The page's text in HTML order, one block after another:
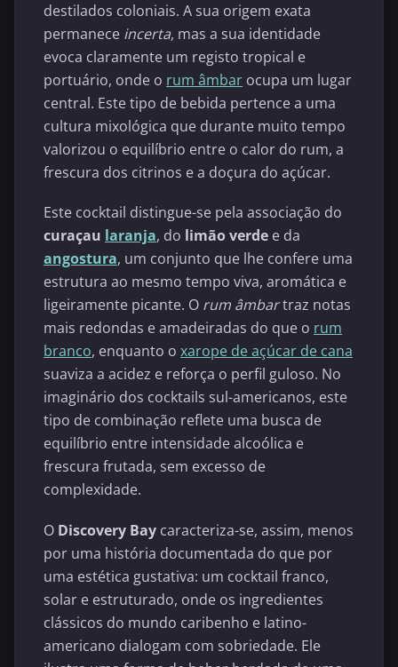
destilados coloniais. A sua origem exata
permanece incerta, mas a sua identidade
evoca claramente um registo tropical e
portuário, onde o rum âmbar ocupa um lugar
central. Este tipo de bebida pertence a uma
cultura mixológica que durante muito tempo
valorizou o equilíbrio entre o calor do rum, a
frescura dos citrinos e a doçura do açúcar.
Este cocktail distingue-se pela associação do
curaçau laranja, do limão verde e da
angostura, um conjunto que lhe confere uma
estrutura ao mesmo tempo viva, aromática e
ligeiramente picante. O rum âmbartraz notas
mais redondas e amadeiradas do que o rum
branco, enquanto o xarope de açúcar de cana
suaviza a acidez e reforça o perfil guloso. No
imaginário dos cocktails sul-americanos, este
tipo de combinação reflete uma busca de
equilíbrio entre intensidade alcoólica e
frescura frutada, sem excesso de
complexidade.
O Discovery Bay caracteriza-se, assim, menos
por uma história documentada do que por
uma estética gustativa: um cocktail franco,
solar e estruturado, onde os ingredientes
clássicos do mundo caribenho e latino-
americano dialogam com sobriedade. Ele